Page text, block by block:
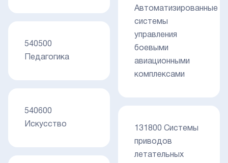
540500
Педагогика
540600
Искусство
Автоматизированные
системы
управления
боевыми
авиационными
комплексами
131800 Системы
приводов
летательных